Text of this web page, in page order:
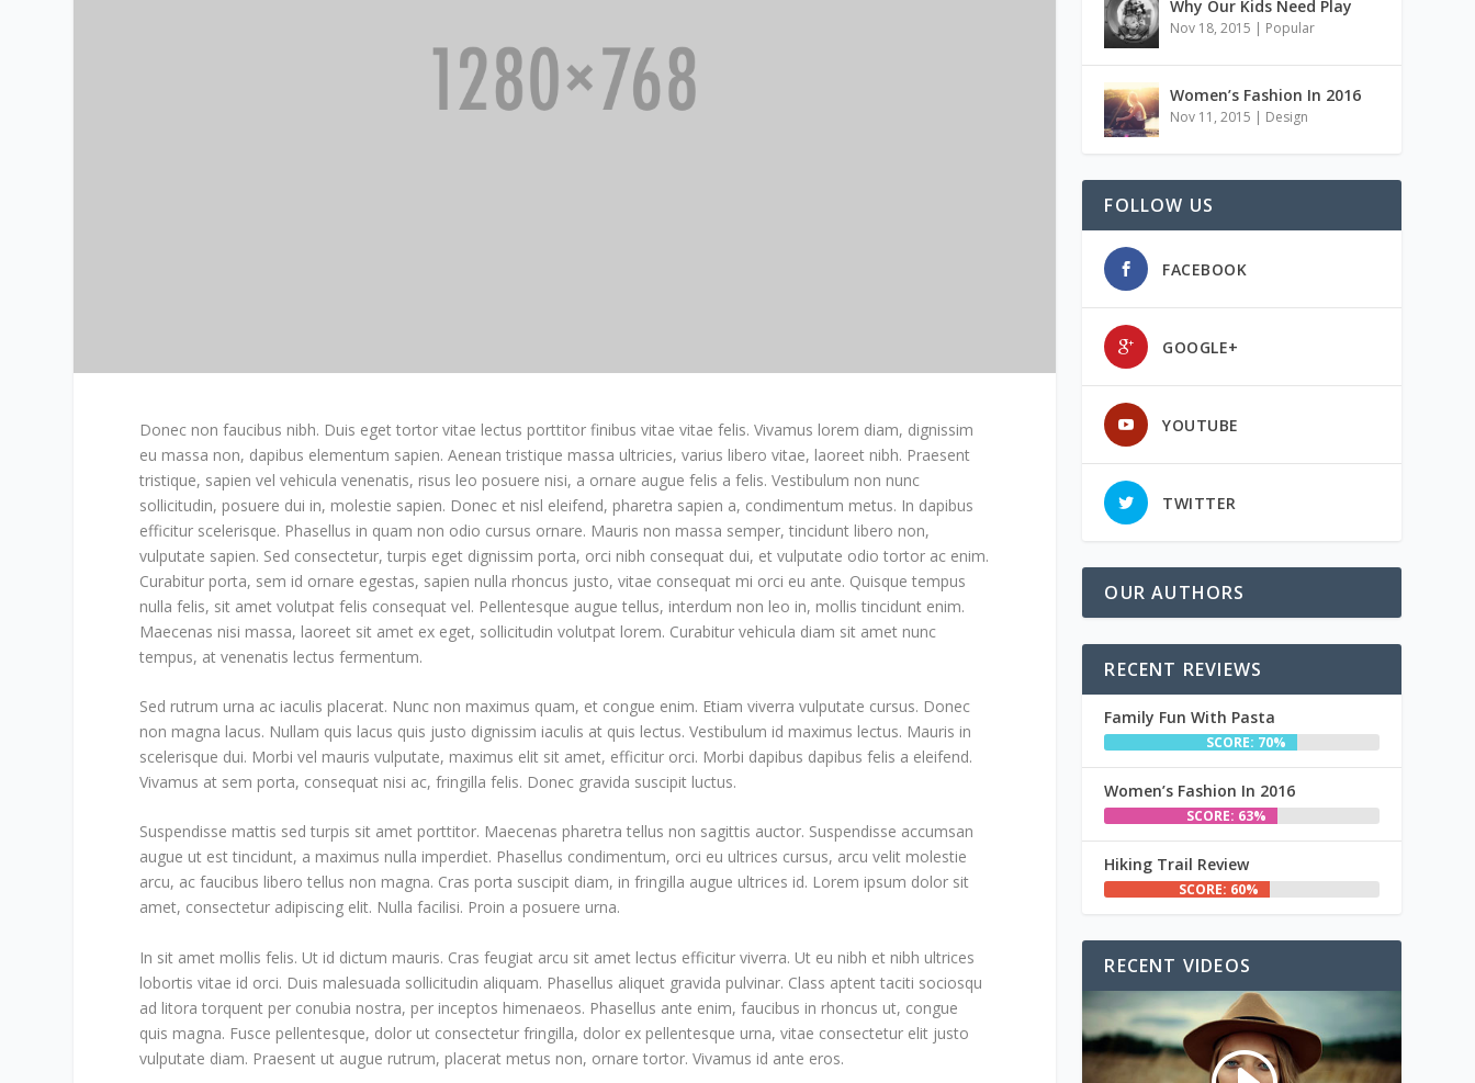
Donec non faucibus nibh. Duis eget tortor vitae lectus porttitor finibus vitae vitae felis. Vivamus lorem diam, dignissim
eu massa non, dapibus elementum sapien. Aenean tristique massa ultricies, varius libero vitae, laoreet nibh. Praesent
tristique, sapien vel vehicula venenatis, risus leo posuere nisi, a ornare augue felis a felis. Vestibulum non nunc
sollicitudin, posuere dui in, molestie sapien. Donec et nisl eleifend, pharetra sapien a, condimentum metus. In dapibus
efficitur scelerisque. Phasellus in quam non odio cursus ornare. Mauris non massa semper, tincidunt libero non,
vulputate sapien. Sed consectetur, turpis eget dignissim porta, orci nibh consequat dui, et vulputate odio tortor ac enim.
Curabitur porta, sem id ornare egestas, sapien nulla rhoncus justo, vitae consequat mi orci eu ante. Quisque tempus
nulla felis, sit amet volutpat felis consequat vel. Pellentesque augue tellus, interdum non leo in, mollis tincidunt enim.
Maecenas nisi massa, laoreet sit amet ex eget, sollicitudin volutpat lorem. Curabitur vehicula diam sit amet nunc
tempus, at venenatis lectus fermentum.
Sed rutrum urna ac iaculis placerat. Nunc non maximus quam, et congue enim. Etiam viverra vulputate cursus. Donec
non magna lacus. Nullam quis lacus quis justo dignissim iaculis at quis lectus. Vestibulum id maximus lectus. Mauris in
scelerisque dui. Morbi vel mauris vulputate, maximus elit sit amet, efficitur orci. Morbi dapibus dapibus felis a eleifend.
Vivamus at sem porta, consequat nisi ac, fringilla felis. Donec gravida suscipit luctus.
Suspendisse mattis sed turpis sit amet porttitor. Maecenas pharetra tellus non sagittis auctor. Suspendisse accumsan
augue ut est tincidunt, a maximus nulla imperdiet. Phasellus condimentum, orci eu ultrices cursus, arcu velit molestie
arcu, ac faucibus libero tellus non magna. Cras porta suscipit diam, in fringilla augue ultrices id. Lorem ipsum dolor sit
amet, consectetur adipiscing elit. Nulla facilisi. Proin a posuere urna.
In sit amet mollis felis. Ut id dictum mauris. Cras feugiat arcu sit amet lectus efficitur viverra. Ut eu nibh et nibh ultrices
lobortis vitae id orci. Duis malesuada sollicitudin aliquam. Phasellus aliquet gravida pulvinar. Class aptent taciti sociosqu
ad litora torquent per conubia nostra, per inceptos himenaeos. Phasellus ante enim, faucibus in rhoncus ut, congue
quis magna. Fusce pellentesque, dolor ut consectetur fringilla, dolor ex pellentesque urna, vitae consectetur elit justo
vulputate diam. Praesent ut augue rutrum, placerat metus non, ornare tortor. Vivamus id ante eros.
Why Our Kids Need Play
Nov 18, 2015 | Popular
Women’s Fashion In 2016
Nov 11, 2015 | Design
FOLLOW US
FACEBOOK
GOOGLE+
YOUTUBE
TWITTER
OUR AUTHORS
RECENT REVIEWS
Family Fun With Pasta
SCORE: 70%
Women’s Fashion In 2016
SCORE: 63%
Hiking Trail Review
SCORE: 60%
RECENT VIDEOS